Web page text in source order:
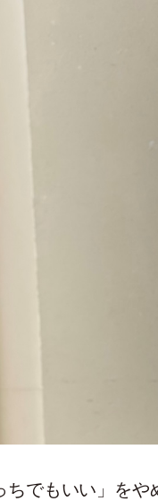
ちでもいい」を